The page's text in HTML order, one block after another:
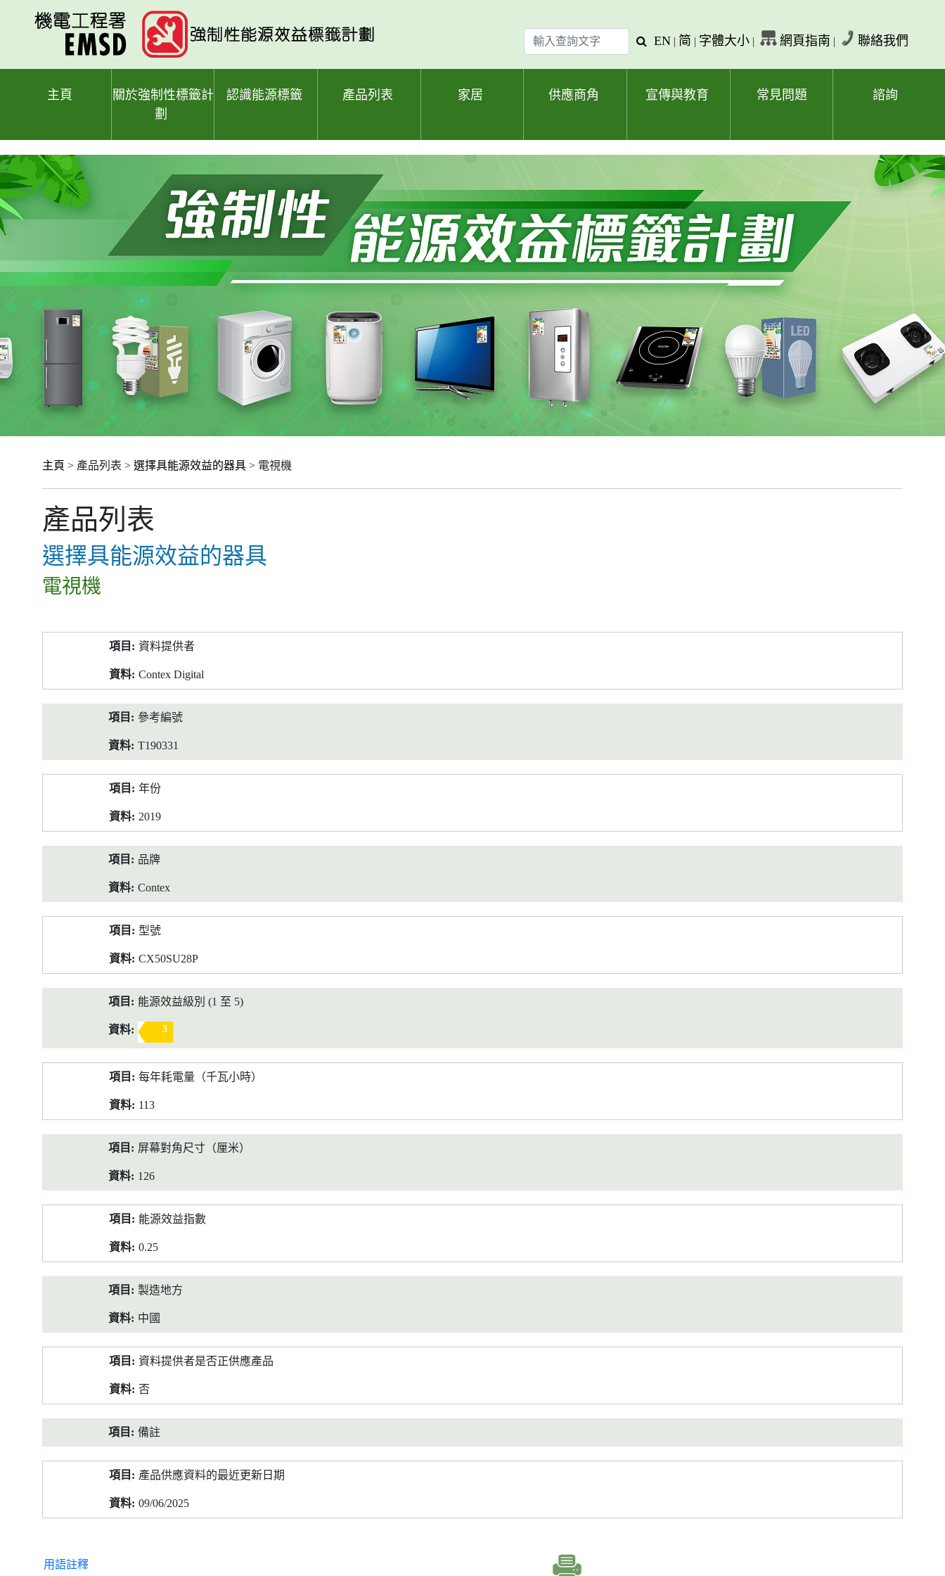
輸
入
查
查
字
EN | 简 | 字體大小 | 網頁指南 | 聯絡我們
主頁
關於強制性標籤計
劃
認識能源標籤 產品列表 家居 供應商角 宣傳與教育 常見問題 諮詢
主頁 > 產品列表 > 選擇具能源效益的器具 > 電視機
產品列表
選擇具能源效益的器具
電視機
料
資料提供者
Contex Digital
參考編號
T190331
年份
2019
品牌
Contex
型號
CX50SU28P
能源效益級別 (1 至 5)
3
每年耗電量（千瓦小時）
113
屏幕對角尺寸（厘米）
126
能源效益指數
0.25
製造地方
中國
資料提供者是否正供應產品
否
備註
產品供應資料的最近更新日期
09/06/2025
用語註釋